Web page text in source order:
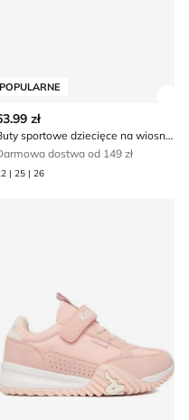
POPULARNE
zł
Buty sportowe dziecięce na wiosnę Champion
dostwa od 149 zł
| 25 | 26